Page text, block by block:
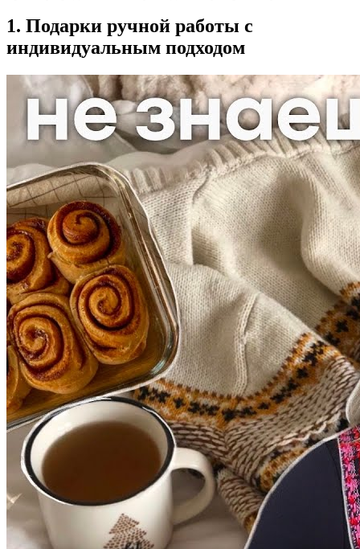
1. Подарки ручной работы с
индивидуальным подходом